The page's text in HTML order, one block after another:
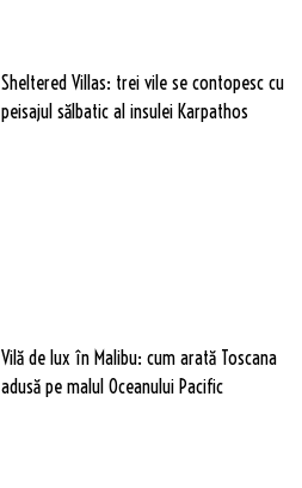
Sheltered Villas: trei vile se contopesc cu
peisajul sălbatic al insulei Karpathos
Vilă de lux în Malibu: cum arată Toscana
adusă pe malul Oceanului Pacific